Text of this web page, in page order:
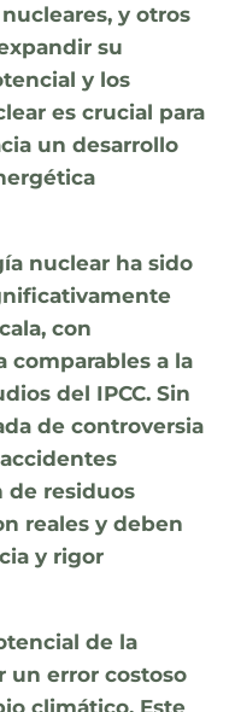
y otros
su
y los
es crucial para
un desarrollo
nuclear ha sido
con
comparables a la
del IPCC. Sin
de controversia
de residuos
reales y deben
y rigor
de la
un error costoso
climático. Este